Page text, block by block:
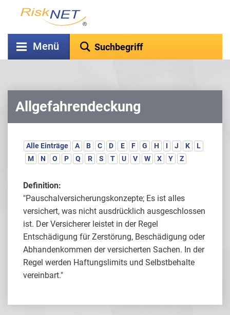
Menü
Allgefahrendeckung
Alle Einträge A B C D E F G H I J K
L
M
N O P Q R S T U V W X Y Z
Definition:
"Pauschalversicherungskonzepte; Es ist alles
versichert, was nicht ausdrücklich ausgeschlossen
ist. Der Versicherer leistet in der Regel
Entschädigung für Zerstörung, Beschädigung oder
Abhandenkommen der versicherten Sachen. In der
Regel werden Haftungslimits und Selbstbehalte
vereinbart."